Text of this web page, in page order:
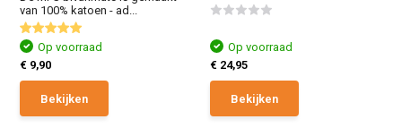
van 100% katoen - ad...
Op voorraad
€ 9,90
Bekijken
Op voorraad
€ 24,95
Bekijken